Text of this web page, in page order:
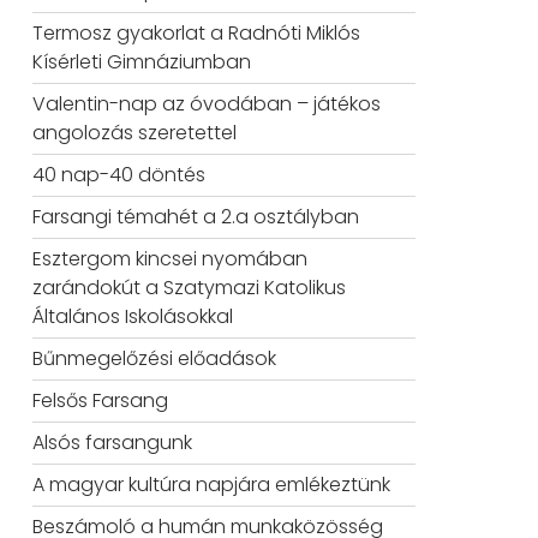
Termosz gyakorlat a Radnóti Miklós
Kísérleti Gimnáziumban
Valentin-nap az óvodában – játékos
angolozás szeretettel
40 nap-40 döntés
Farsangi témahét a 2.a osztályban
Esztergom kincsei nyomában
zarándokút a Szatymazi Katolikus
Általános Iskolásokkal
Bűnmegelőzési előadások
Felsős Farsang
Alsós farsangunk
A magyar kultúra napjára emlékeztünk
Beszámoló a humán munkaközösség